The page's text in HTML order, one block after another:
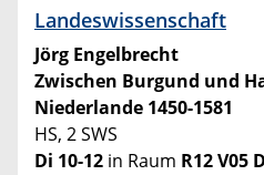
Landeswissenschaft
Jörg Engelbrecht
Zwischen Burgund und
Niederlande 1450-1581
HS, 2 SWS
Di 10-12 in Raum R12 V05